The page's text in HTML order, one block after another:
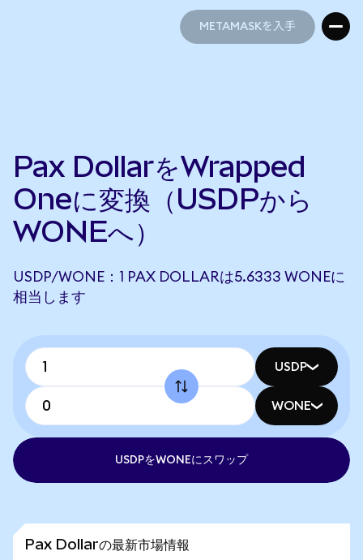
METAMASKを入手
Pax DollarをWrapped
Oneに変換（USDPから
WONEへ）
USDP/WONE：1 PAX DOLLARは5.6333 WONEに
相当します
USDP
WONE
USDPをWONEにスワップ
Pax Dollarの最新市場情報